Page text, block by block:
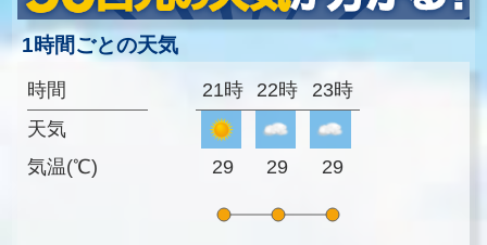
1時間ごとの天気
時間
天気
気温(℃)
21時 22時 23時
29 29 29